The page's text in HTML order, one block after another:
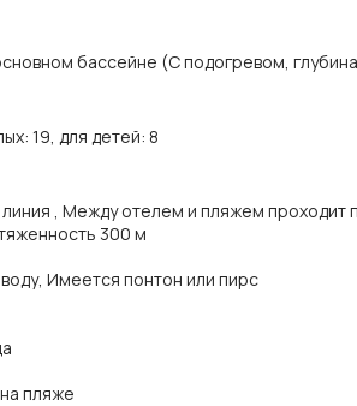
бассейне (С подогревом,
19, для детей: 8
, Между отелем и пляжем
300 м
Имеется понтон или пирс
пляже